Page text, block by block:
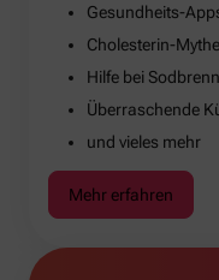
Gesundheits-
Cholesterin-
Hilfe bei
Überraschende
und vieles mehr
Mehr erfahren